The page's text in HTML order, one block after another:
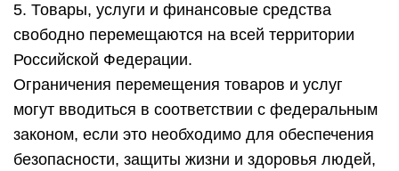
5. Товары, услуги и финансовые средства
свободно перемещаются на всей территории
Российской Федерации.
Ограничения перемещения товаров и услуг
могут вводиться в соответствии с федеральным
законом, если это необходимо для обеспечения
безопасности, защиты жизни и здоровья людей,